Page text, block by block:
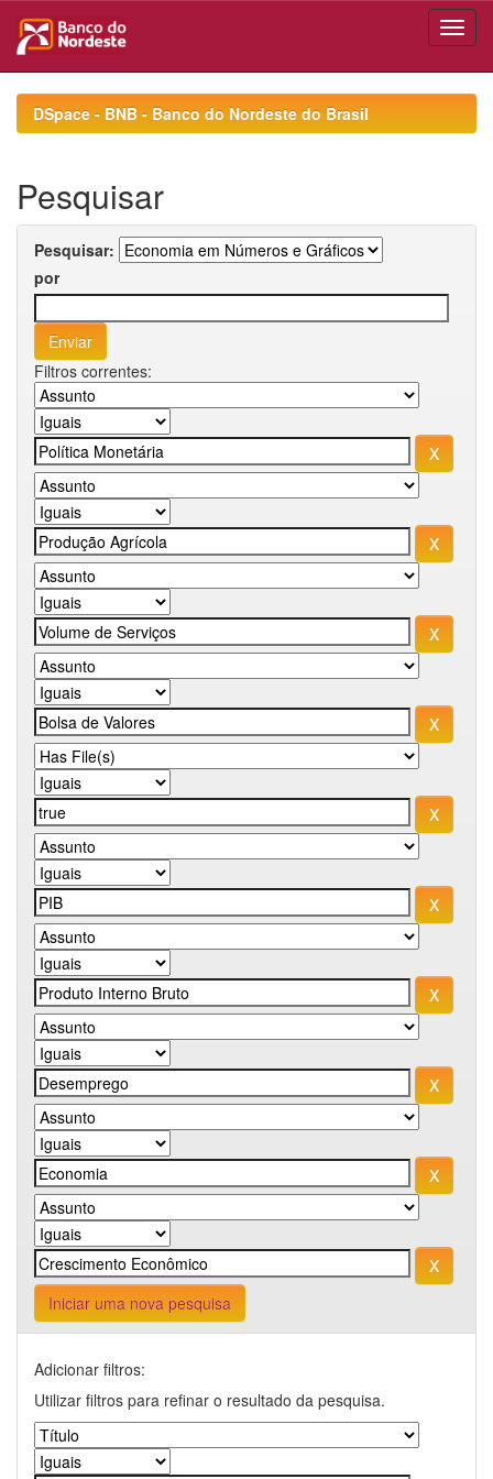
navigationDSpace - BNB - Banco do Nordeste do Brasil
Pesquisar
Pesquisar:
por
Filtros correntes:
Iniciar uma nova pesquisa
Adicionar filtros:
Utilizar filtros para refinar o resultado da pesquisa.